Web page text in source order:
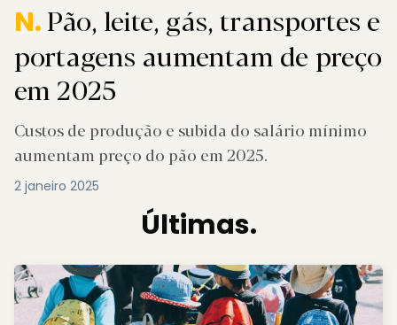
N.Pão, leite, gás, transportes e
portagens aumentam de preço
em 2025
Custos de produção e subida do salário mínimo
aumentam preço do pão em 2025.
2 janeiro 2025
Últimas.